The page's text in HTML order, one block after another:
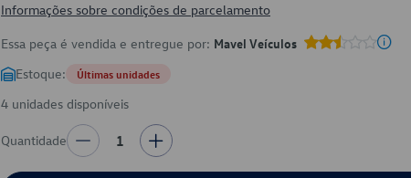
Informações sobre condições de parcelamento
Essa peça é vendida e entregue por: Mavel Veículos
Estoque: Últimas unidades
4 unidades disponíveis
Quantidade 1